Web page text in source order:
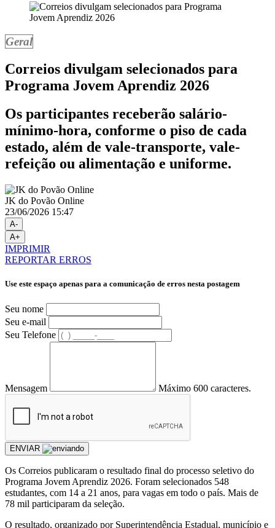
Geral
Correios divulgam selecionados para
Programa Jovem Aprendiz 2026
Os participantes receberão salário-
mínimo-hora, conforme o piso de cada
estado, além de vale-transporte, vale-
refeição ou alimentação e uniforme.
JK do Povão Online
23/06/2026 15:47
A-
A+
IMPRIMIR
REPORTAR ERROS
Use este espaço apenas para a comunicação de erros nesta postagem
Seu nome
Seu e-mail
Seu Telefone
Mensagem Máximo 600 caracteres.
ENVIAR
Os Correios publicaram o resultado final do processo seletivo do
Programa Jovem Aprendiz 2026. Foram selecionados 548
estudantes, com 14 a 21 anos, para vagas em todo o país. Mais de
78 mil participaram da seleção.
O resultado, organizado por Superintendência Estadual, município e